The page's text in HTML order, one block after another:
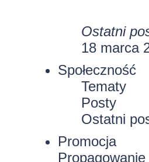
Ostatni
18 marca
Społeczność
Tematy
Posty
Ostatni
Promocja